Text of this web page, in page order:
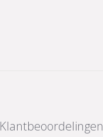
Klantbeoordelingen